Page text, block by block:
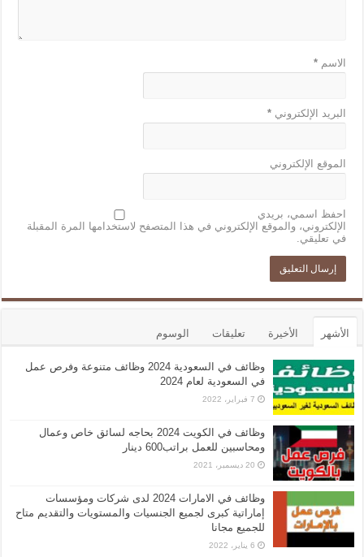
الاسم*
البريد الإلكتروني*
الموقع الإلكتروني
احفظ اسمي، بريدي
الإلكتروني، والموقع الإلكتروني في هذا المتصفح لاستخدامها المرة المقبلة
في تعليقي.
الأشهر الأخيرة تعليقات الوسوم
وظائف في السعودية 2024 وظائف متنوعة وفرص عمل
في السعودية لعام 2024
7 فبراير، 2022
وظائف في الكويت 2024 بحاجه لسائق خاص وعمال
ومحاسبين للعمل براتب600 دينار
20 ديسمبر، 2021
وظائف في الامارات 2024 لدى شركات ومؤسسات
إماراتية كبرى لجميع الجنسيات والمستويات والتقديم متاح
للجميع مجانا
6 يناير، 2022